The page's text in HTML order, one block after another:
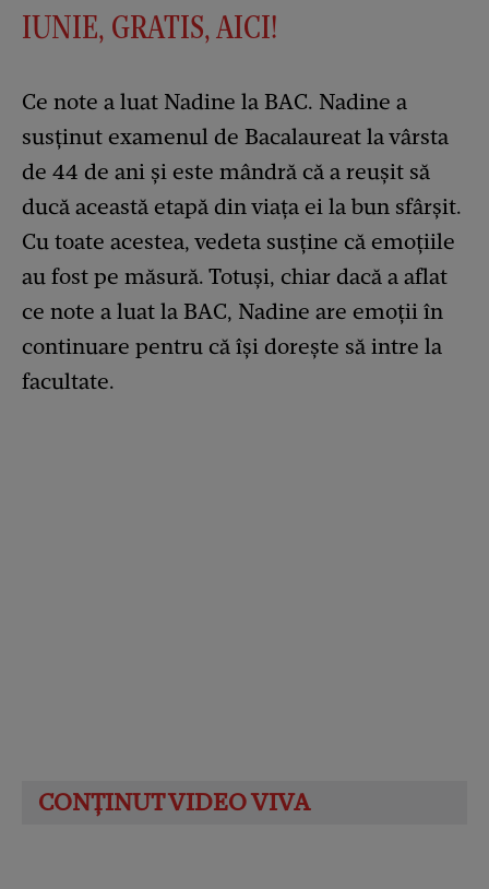
IUNIE, GRATIS, AICI!
Ce note a luat Nadine la BAC. Nadine a
susținut examenul de Bacalaureat la vârsta
de 44 de ani și este mândră că a reușit să
ducă această etapă din viața ei la bun sfârșit.
Cu toate acestea, vedeta susține că emoțiile
au fost pe măsură. Totuși, chiar dacă a aflat
ce note a luat la BAC, Nadine are emoții în
continuare pentru că își dorește să intre la
facultate.